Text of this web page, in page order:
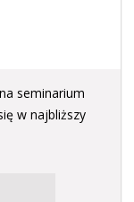
seminarium
w najbliższy